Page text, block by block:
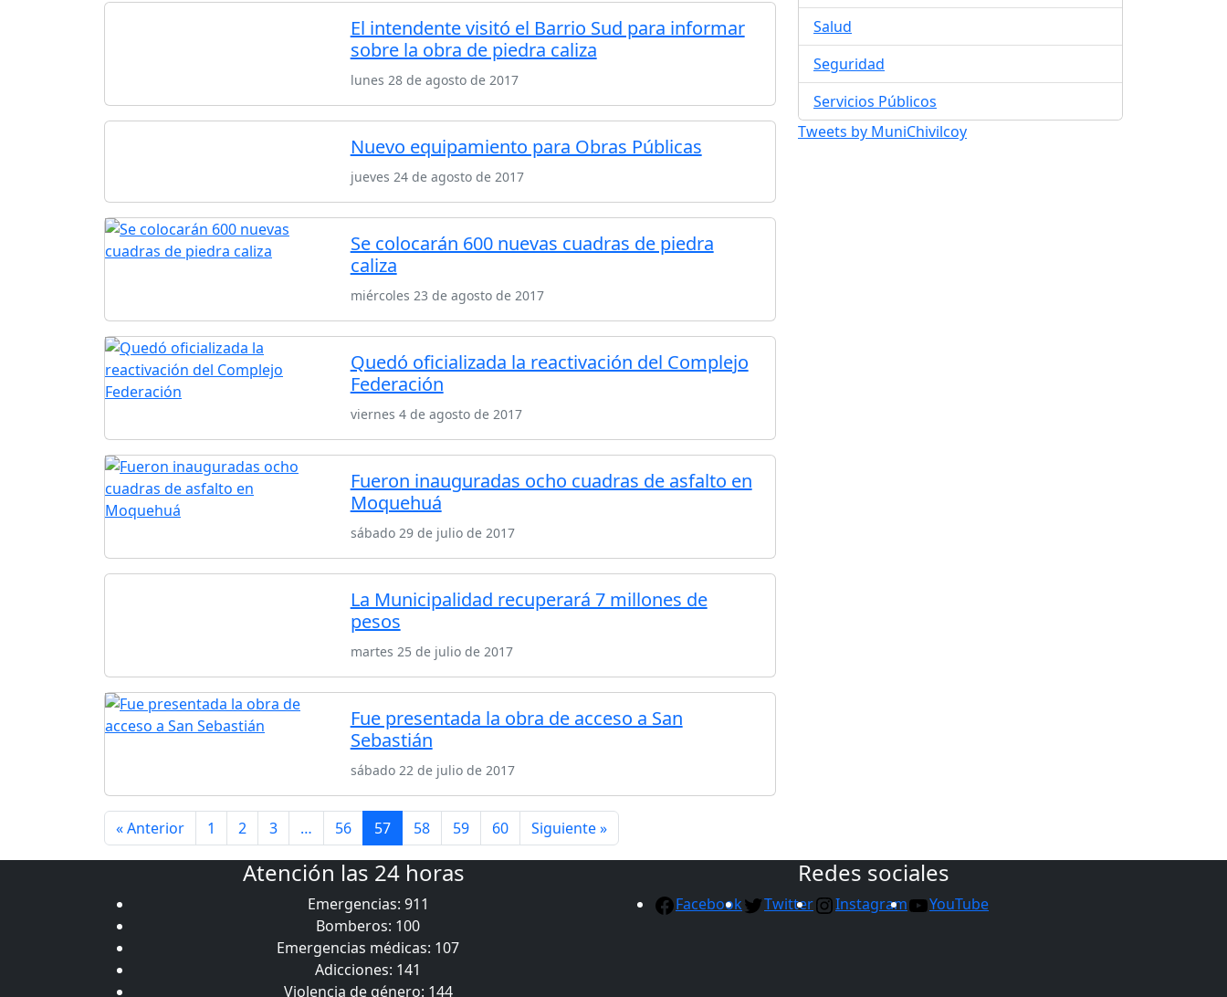
El intendente visitó el Barrio Sud para informar
sobre la obra de piedra caliza
lunes 28 de agosto de 2017
Nuevo equipamiento para Obras Públicas
jueves 24 de agosto de 2017
Se colocarán 600 nuevas cuadras de piedra
caliza
miércoles 23 de agosto de 2017
Quedó oficializada la reactivación del Complejo
Federación
viernes 4 de agosto de 2017
Fueron inauguradas ocho cuadras de asfalto en
Moquehuá
sábado 29 de julio de 2017
La Municipalidad recuperará 7 millones de
pesos
martes 25 de julio de 2017
Fue presentada la obra de acceso a San
Sebastián
sábado 22 de julio de 2017
« Anterior 1 2 3 … 56 57 58 59 60 Siguiente »
Salud
Seguridad
Servicios Públicos
Tweets by MuniChivilcoy
Atención las 24 horas
Emergencias: 911
Bomberos: 100
Emergencias médicas: 107
Adicciones: 141
Violencia de género: 144
Redes sociales
Facebook Twitter Instagram YouTube